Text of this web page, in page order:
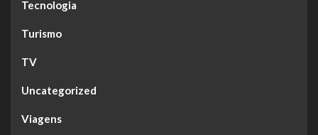
Tecnologia
Turismo
TV
Uncategorized
Viagens